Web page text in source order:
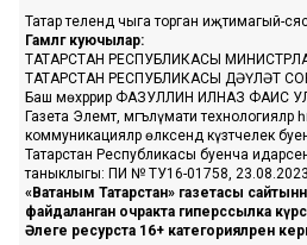
Татар телендә чыга торган иҗтимагый-
Гамәлгә куючылар:
ТАТАРСТАН РЕСПУБЛИКАСЫ
ТАТАРСТАН РЕСПУБЛИКАСЫ ДӘҮЛӘТ
Баш мөхәррир ФАЗУЛЛИН ИЛНАЗ ФАИС
Газета Элемтә, мәгълүмати технологияләр
коммуникацияләр өлкәсендә күзәтчелек
Татарстан Республикасы буенча идарәсендә
таныклыгы: ПИ № ТУ16-01758, 23.08.2023.
«Ватаным Татарстан» газетасы
файдаланган очракта гиперссылка
Әлеге ресурста 16+ категорияләренә